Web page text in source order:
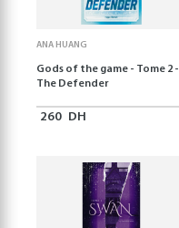
ANA HUANG
Gods of the game - Tome 2 -
The Defender
260 DH